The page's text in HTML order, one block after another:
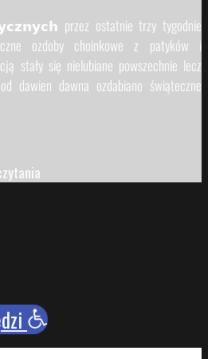
przez ostatnie trzy tygodnie
ozdoby choinkowe z patyków i
stały się nielubiane powszechnie lecz
dawien dawna ozdabiano świąteczne